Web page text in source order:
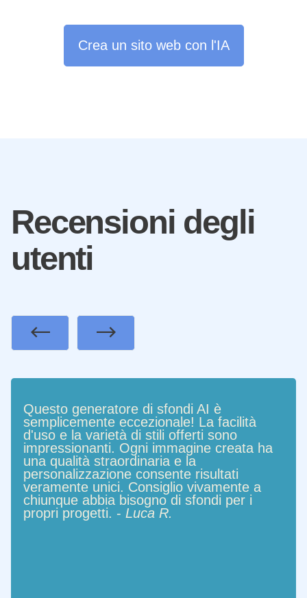
Crea un sito web con l'IA
Recensioni degli
utenti
Questo generatore di sfondi AI è
semplicemente eccezionale! La facilità
d'uso e la varietà di stili offerti sono
impressionanti. Ogni immagine creata ha
una qualità straordinaria e la
personalizzazione consente risultati
veramente unici. Consiglio vivamente a
chiunque abbia bisogno di sfondi per i
propri progetti. - Luca R.
PreviousNext